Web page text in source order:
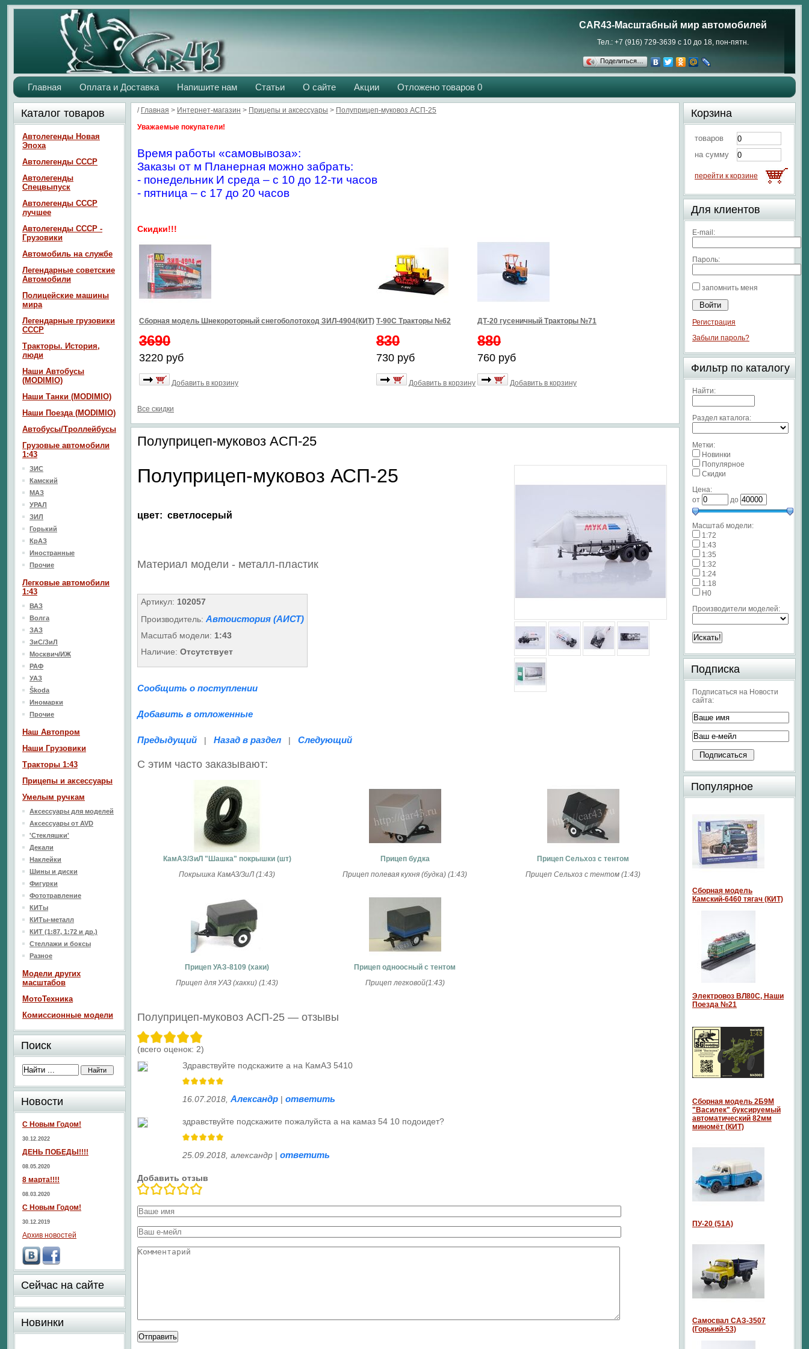
CAR43-Масштабный мир автомобилей
Тел.: +7 (916) 729-3639 с 10 до 18, пон-пятн.
Поделиться…
Главная Оплата и Доставка Напишите нам Статьи О сайте Акции Отложено товаров 0
/ Главная > Интернет-магазин > Прицепы и аксессуары > Полуприцеп-муковоз АСП-25
Уважаемые покупатели!
Время работы «самовывоза»:
Заказы от м Планерная можно забрать:
- понедельник И среда – с 10 до 12-ти часов
- пятница – с 17 до 20 часов
Скидки!!!
Сборная модель Шнекороторный снегоболотоход ЗИЛ-4904(КИТ)
3690
3220 руб
Добавить в корзину
Т-90С Тракторы №62
830
730 руб
Добавить в корзину
ДТ-20 гусеничный Тракторы №71
880
760 руб
Добавить в корзину
Все скидки
Полуприцеп-муковоз АСП-25
Полуприцеп-муковоз АСП-25
цвет: светлосерый
Материал модели - металл-пластик
Артикул: 102057
Производитель: Автоистория (АИСТ)
Масштаб модели: 1:43
Наличие: Отсутствует
Сообщить о поступлении
Добавить в отложенные
Предыдущий | Назад в раздел | Следующий
С этим часто заказывают:
КамАЗ/ЗиЛ "Шашка" покрышки (шт)
Покрышка КамАЗ/ЗиЛ (1:43)
Прицеп будка
Прицеп полевая кухня (будка) (1:43)
Прицеп Сельхоз с тентом
Прицеп Сельхоз с тентом (1:43)
Прицеп УАЗ-8109 (хаки)
Прицеп для УАЗ (хакки) (1:43)
Прицеп одноосный с тентом
Прицеп легковой(1:43)
Полуприцеп-муковоз АСП-25 — отзывы
(всего оценок: 2)
Здравствуйте подскажите а на КамАЗ 5410
16.07.2018 Александр | ответить
здравствуйте подскажите пожалуйста а на камаз 54 10 подоидет?
25.09.2018 александр | ответить
Добавить отзыв
Каталог товаров
Автолегенды Новая
Эпоха
Автолегенды СССР
Автолегенды
Спецвыпуск
Автолегенды СССР
лучшее
Автолегенды СССР -
Грузовики
Автомобиль на службе
Легендарные советские
Автомобили
Полицейские машины
мира
Легендарные грузовики
СССР
Тракторы. История,
люди
Наши Автобусы
(MODIMIO)
Наши Танки (MODIMIO)
Наши Поезда (MODIMIO)
Автобусы/Троллейбусы
Грузовые автомобили
1:43
ЗИС
Камский
МАЗ
УРАЛ
ЗИЛ
Горький
КрАЗ
Иностранные
Прочие
Легковые автомобили
1:43
ВАЗ
Волга
ЗАЗ
ЗиС/ЗиЛ
Москвич/ИЖ
РАФ
УАЗ
Škoda
Иномарки
Прочие
Наш Aвтопром
Наши Грузовики
Тракторы 1:43
Прицепы и аксессуары
Умелым ручкам
Аксессуары для моделей
Аксессуары от AVD
'Стекляшки'
Декали
Наклейки
Шины и диски
Фигурки
Фототравление
КИТы
КИТы-металл
КИТ (1:87, 1:72 и др.)
Стеллажи и боксы
Разное
Модели других
масштабов
МотоТехника
Комиссионные модели
Поиск
Новости
С Новым Годом!
30.12.2022
ДЕНЬ ПОБЕДЫ!!!!
08.05.2020
8 марта!!!!
08.03.2020
С Новым Годом!
30.12.2019
Архив новостей
Сейчас на сайте
Новинки
Корзина
товаров
на сумму
перейти к корзине
Для клиентов
E-mail:
Пароль:
запомнить меня
Регистрация
Забыли пароль?
Фильтр по каталогу
Найти:
Раздел каталога:
Метки:
Новинки
Популярное
Скидки
Цена:
от
до
Масштаб модели:
1:72
1:43
1:35
1:32
1:24
1:18
H0
Производители моделей:
Подписка
Подписаться на Новости
сайта:
Популярное
Сборная модель
Камский-6460 тягач (КИТ)
Электровоз ВЛ80С, Наши
Поезда №21
Сборная модель 2Б9М
"Василек" буксируемый
автоматический 82мм
миномёт (КИТ)
ПУ-20 (51А)
Самосвал САЗ-3507
(Горький-53)